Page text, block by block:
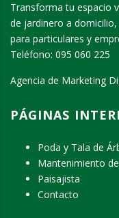
Transforma tu espacio
de jardinero a
para particulares y
Teléfono: 095 060 225
Agencia de Marketing
PÁGINAS
Poda y Tala de
Mantenimiento
Paisajista
Contacto